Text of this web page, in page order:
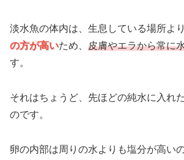
淡水魚の体内は、生息している場所よ
の方が高いため、 皮膚やエラから常に
す。
それはちょうど、先ほどの純水に入れ
のです。
卵の内部は周りの水よりも塩分が高い